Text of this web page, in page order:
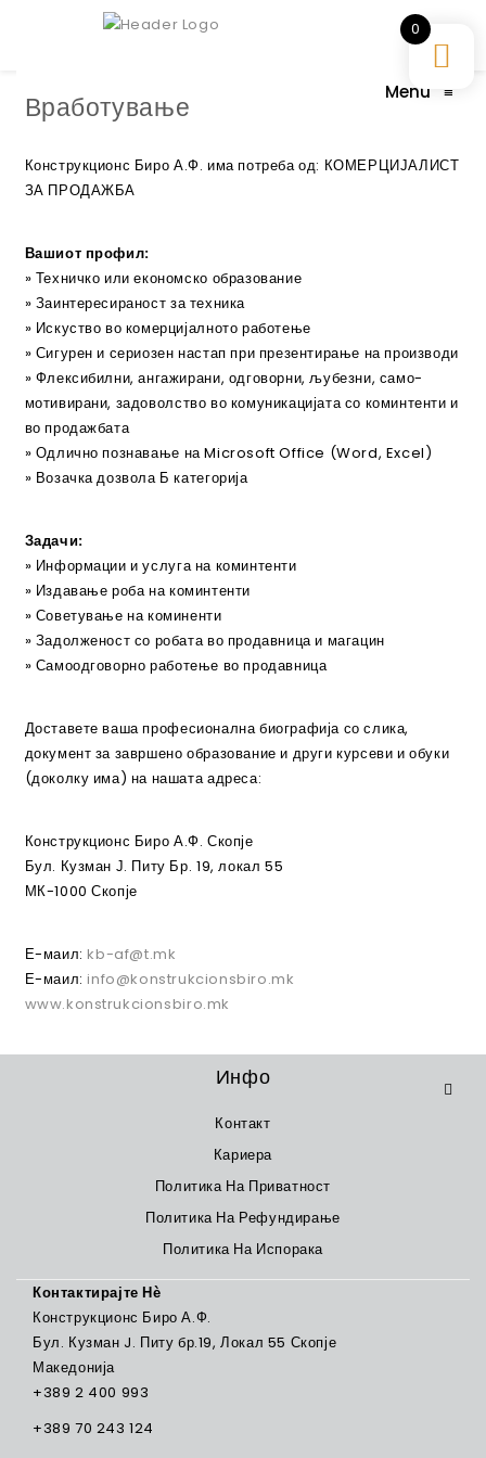
Menu ≡
Вработување
Конструкционс Биро А.Ф. има потреба од: КОМЕРЦИЈАЛИСТ
ЗА ПРОДАЖБА
Вашиот профил:
» Техничко или економско образование
» Заинтересираност за техника
» Искуство во комерцијалното работење
» Сигурен и сериозен настап при презентирање на производи
» Флексибилни, ангажирани, одговорни, љубезни, само-
мотивирани, задоволство во комуникацијата со коминтенти и
во продажбата
» Одлично познавање на Microsoft Office (Word, Excel)
» Возачка дозвола Б категорија
Задачи:
» Информации и услуга на коминтенти
» Издавање роба на коминтенти
» Советување на коминенти
» Задолженост со робата во продавница и магацин
» Самоодговорно работење во продавница
Доставете ваша професионална биографија со слика,
документ за завршено образование и други курсеви и обуки
(доколку има) на нашата адреса:
Конструкционс Биро А.Ф. Скопје
Бул. Кузман Ј. Питу Бр. 19, локал 55
МК-1000 Скопје
Е-маил: kb-af@t.mk
Е-маил: info@konstrukcionsbiro.mk
www.konstrukcionsbiro.mk
Инфо
Контакт
Кариера
Политика На Приватност
Политика На Рефундирање
Политика На Испорака
Контактирајте Нѐ
Конструкционс Биро А.Ф.
Бул. Кузман J. Питу бр.19, Локал 55 Скопје
Македонија
+389 2 400 993
+389 70 243 124
0